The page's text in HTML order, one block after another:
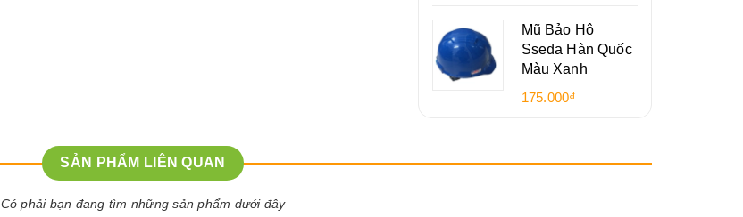
Mũ Bảo Hộ
Sseda Hàn Quốc
Màu Xanh
175.000₫
SẢN PHẨM LIÊN QUAN
Có phải bạn đang tìm những sản phẩm dưới đây